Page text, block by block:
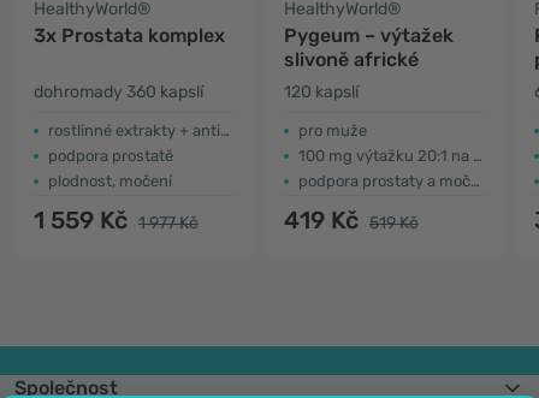
HealthyWorld®
3x Prostata komplex
dohromady 360 kapslí
rostlinné extrakty + antioxidanty
podpora prostatě
plodnost, močení
1 559 Kč 1 977 Kč
HealthyWorld®
Pygeum – výtažek
slivoně africké
120 kapslí
pro muže
100 mg výtažku 20:1 na kapsli
podpora prostaty a močových cest
419 Kč 519 Kč
Společnost